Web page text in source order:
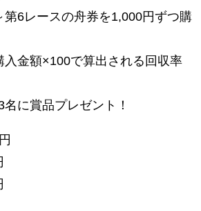
6レースの舟券を1,000円ずつ購
入金額×100で算出される 回収率
に賞品プレゼント！